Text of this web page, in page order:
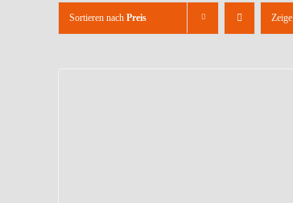
Sortieren nach Preis Zeige